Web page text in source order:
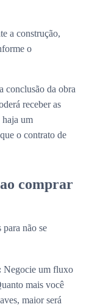
a construção,
o
conclusão da obra
receber as
haja um
o contrato de
comprar
não se
Negocie um fluxo
mais você
maior será